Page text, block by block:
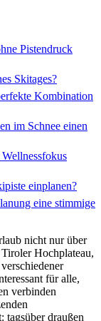
Pistendruck
Skitages?
Kombination
im Schnee einen
einplanen?
eine stimmige
nicht nur über
Hochplateau,
für alle,
verbinden
tagsüber draußen